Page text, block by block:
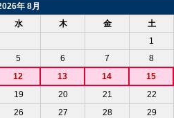
年 8月
水 木 金
土
1
5 6 7
8
12 13 14
15
19 20 21
22
26 27 28
29